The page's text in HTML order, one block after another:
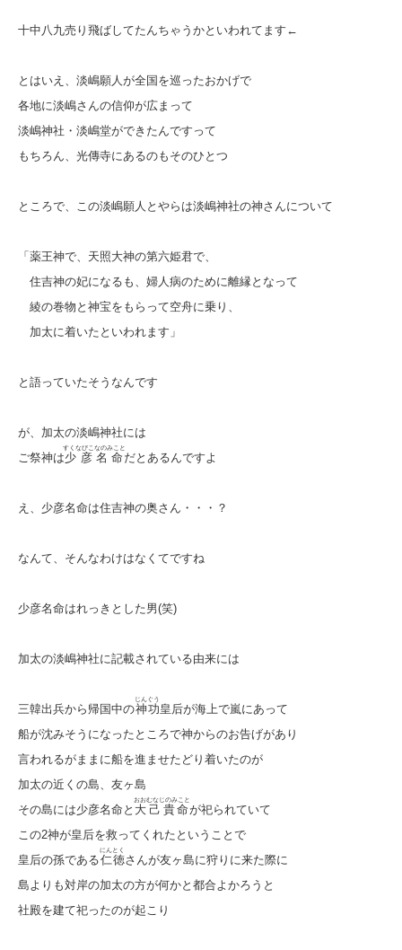
十中八九売り飛ばしてたんちゃうかといわれてます←
とはいえ、淡嶋願人が全国を巡ったおかげで
各地に淡嶋さんの信仰が広まって
淡嶋神社・淡嶋堂ができたんですって
もちろん、光傳寺にあるのもそのひとつ
ところで、この淡嶋願人とやらは淡嶋神社の神さんについて
「薬王神で、天照大神の第六姫君で、
住吉神の妃になるも、婦人病のために離縁となって
綾の巻物と神宝をもらって空舟に乗り、
加太に着いたといわれます」
と語っていたそうなんです
が、加太の淡嶋神社には
ご祭神は少彦名命
すくなびこなのみこと
だとあるんですよ
え、少彦名命は住吉神の奥さん・・・？
なんて、そんなわけはなくてですね
少彦名命はれっきとした男(笑)
加太の淡嶋神社に記載されている由来には
三韓出兵から帰国中の神功
じんぐう
皇后が海上で嵐にあって
船が沈みそうになったところで神からのお告げがあり
言われるがままに船を進ませたどり着いたのが
加太の近くの島、友ヶ島
その島には少彦名命と 大己貴命
おおむなじのみこと
が祀られていて
この2神が皇后を救ってくれたということで
皇后の孫である仁徳
にんとく
さんが友ヶ島に狩りに来た際に
島よりも対岸の加太の方が何かと都合よかろうと
社殿を建て祀ったのが起こり